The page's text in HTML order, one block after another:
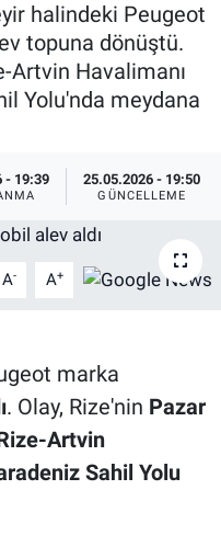
halindeki Peugeot
topuna dönüştü.
Artvin Havalimanı
Yolu'nda meydana
- 19:39 25.05.2026 - 19:50
GÜNCELLEME
A- A+
marka
. Olay, Rize'nin Pazar
Artvin
Sahil Yolu